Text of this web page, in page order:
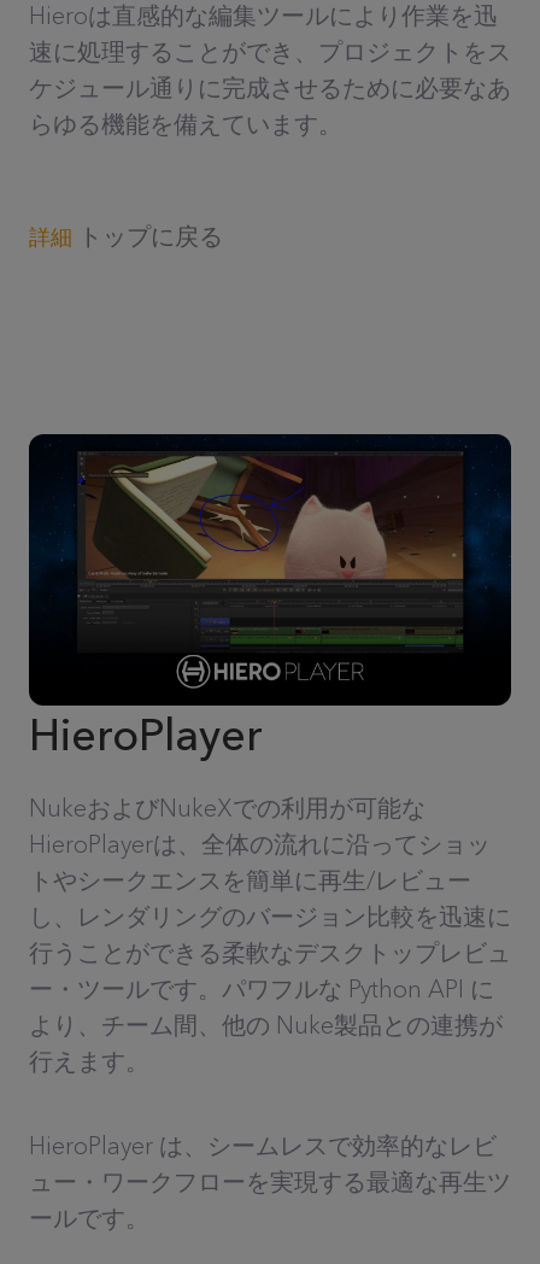
Hieroは直感的な編集ツールにより作業を迅
速に処理することができ、プロジェクトをス
ケジュール通りに完成させるために必要なあ
らゆる機能を備えています。
詳細 トップに戻る
HieroPlayer
NukeおよびNukeXでの利用が可能な
HieroPlayerは、全体の流れに沿ってショッ
トやシークエンスを簡単に再生/レビュー
し、レンダリングのバージョン比較を迅速に
行うことができる柔軟なデスクトップレビュ
ー・ツールです。パワフルな Python API に
より、チーム間、他の Nuke製品との連携が
行えます。
HieroPlayer は、シームレスで効率的なレビ
ュー・ワークフローを実現する最適な再生ツ
ールです。